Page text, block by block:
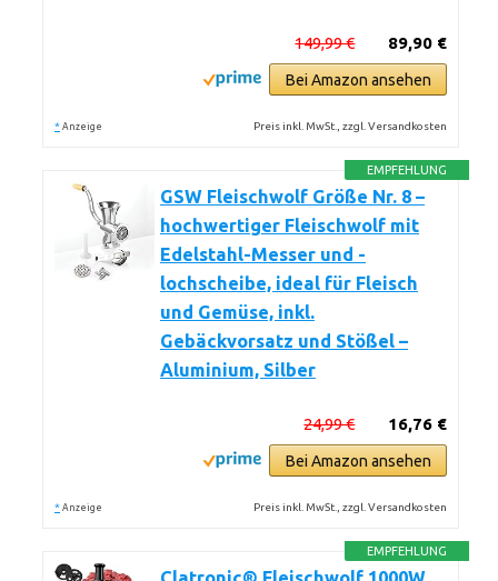
89,90 €
149,99 €
Bei Amazon ansehen
* Anzeige Preis inkl. MwSt., zzgl. Versandkosten
EMPFEHLUNG
GSW Fleischwolf Größe Nr. 8 –
hochwertiger Fleischwolf mit
Edelstahl-Messer und -
lochscheibe, ideal für Fleisch
und Gemüse, inkl.
Gebäckvorsatz und Stößel –
Aluminium, Silber
16,76 €
24,99 €
Bei Amazon ansehen
* Anzeige Preis inkl. MwSt., zzgl. Versandkosten
EMPFEHLUNG